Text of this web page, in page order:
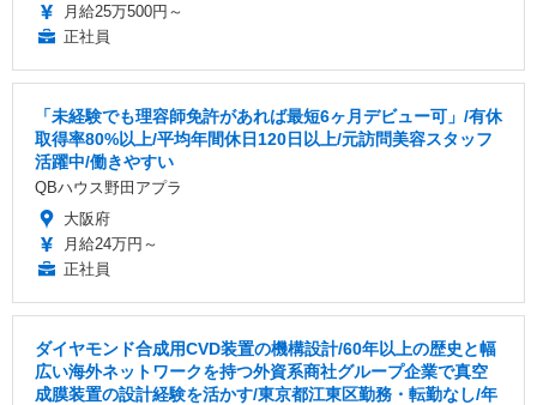
月給25万500円～
正社員
「未経験でも理容師免許があれば最短6ヶ月デビュー可」/有休
取得率80%以上/平均年間休日120日以上/元訪問美容スタッフ
活躍中/働きやすい
QBハウス野田アプラ
大阪府
月給24万円～
正社員
ダイヤモンド合成用CVD装置の機構設計/60年以上の歴史と幅
広い海外ネットワークを持つ外資系商社グループ企業で真空
成膜装置の設計経験を活かす/東京都江東区勤務・転勤なし/年